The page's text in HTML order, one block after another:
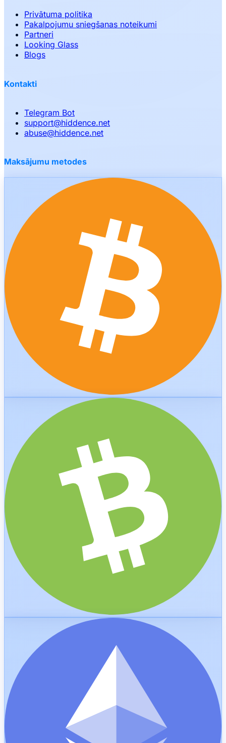
Privātuma politika
Pakalpojumu sniegšanas noteikumi
Partneri
Looking Glass
Blogs
Kontakti
Telegram Bot
support@hiddence.net
abuse@hiddence.net
Maksājumu metodes